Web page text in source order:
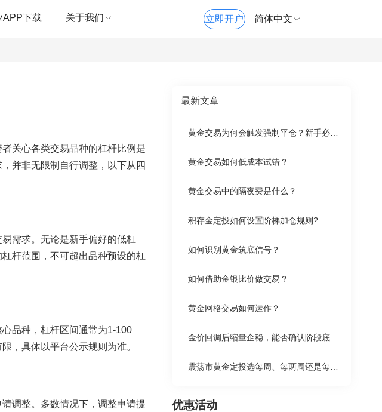
APP下载 关于我们 立即开户 简体中文
关心各类交易品种的杠杆比例是
并非无限制自行调整，以下从四
需求。无论是新手偏好的低杠
杆范围，不可超出品种预设的杠
品种，杠杆区间通常为1-100
，具体以平台公示规则为准。
调整。多数情况下，调整申请提
最新文章
黄金交易如何低成本试错？
黄金交易中的隔夜费是什么？
积存金定投如何设置阶梯加仓规则?
如何识别黄金筑底信号？
如何借助金银比价做交易？
黄金网格交易如何运作？
优惠活动